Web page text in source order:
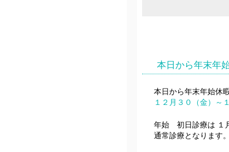
本日から年末年
本日から年末年始休
１２月３０（金）～
年始 初日診療は １
通常診療となります